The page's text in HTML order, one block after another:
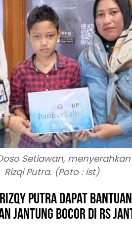
Setiawan,
Rizqi Putra. (Poto : ist)
Putra Dapat
Jantung Bocor di RS